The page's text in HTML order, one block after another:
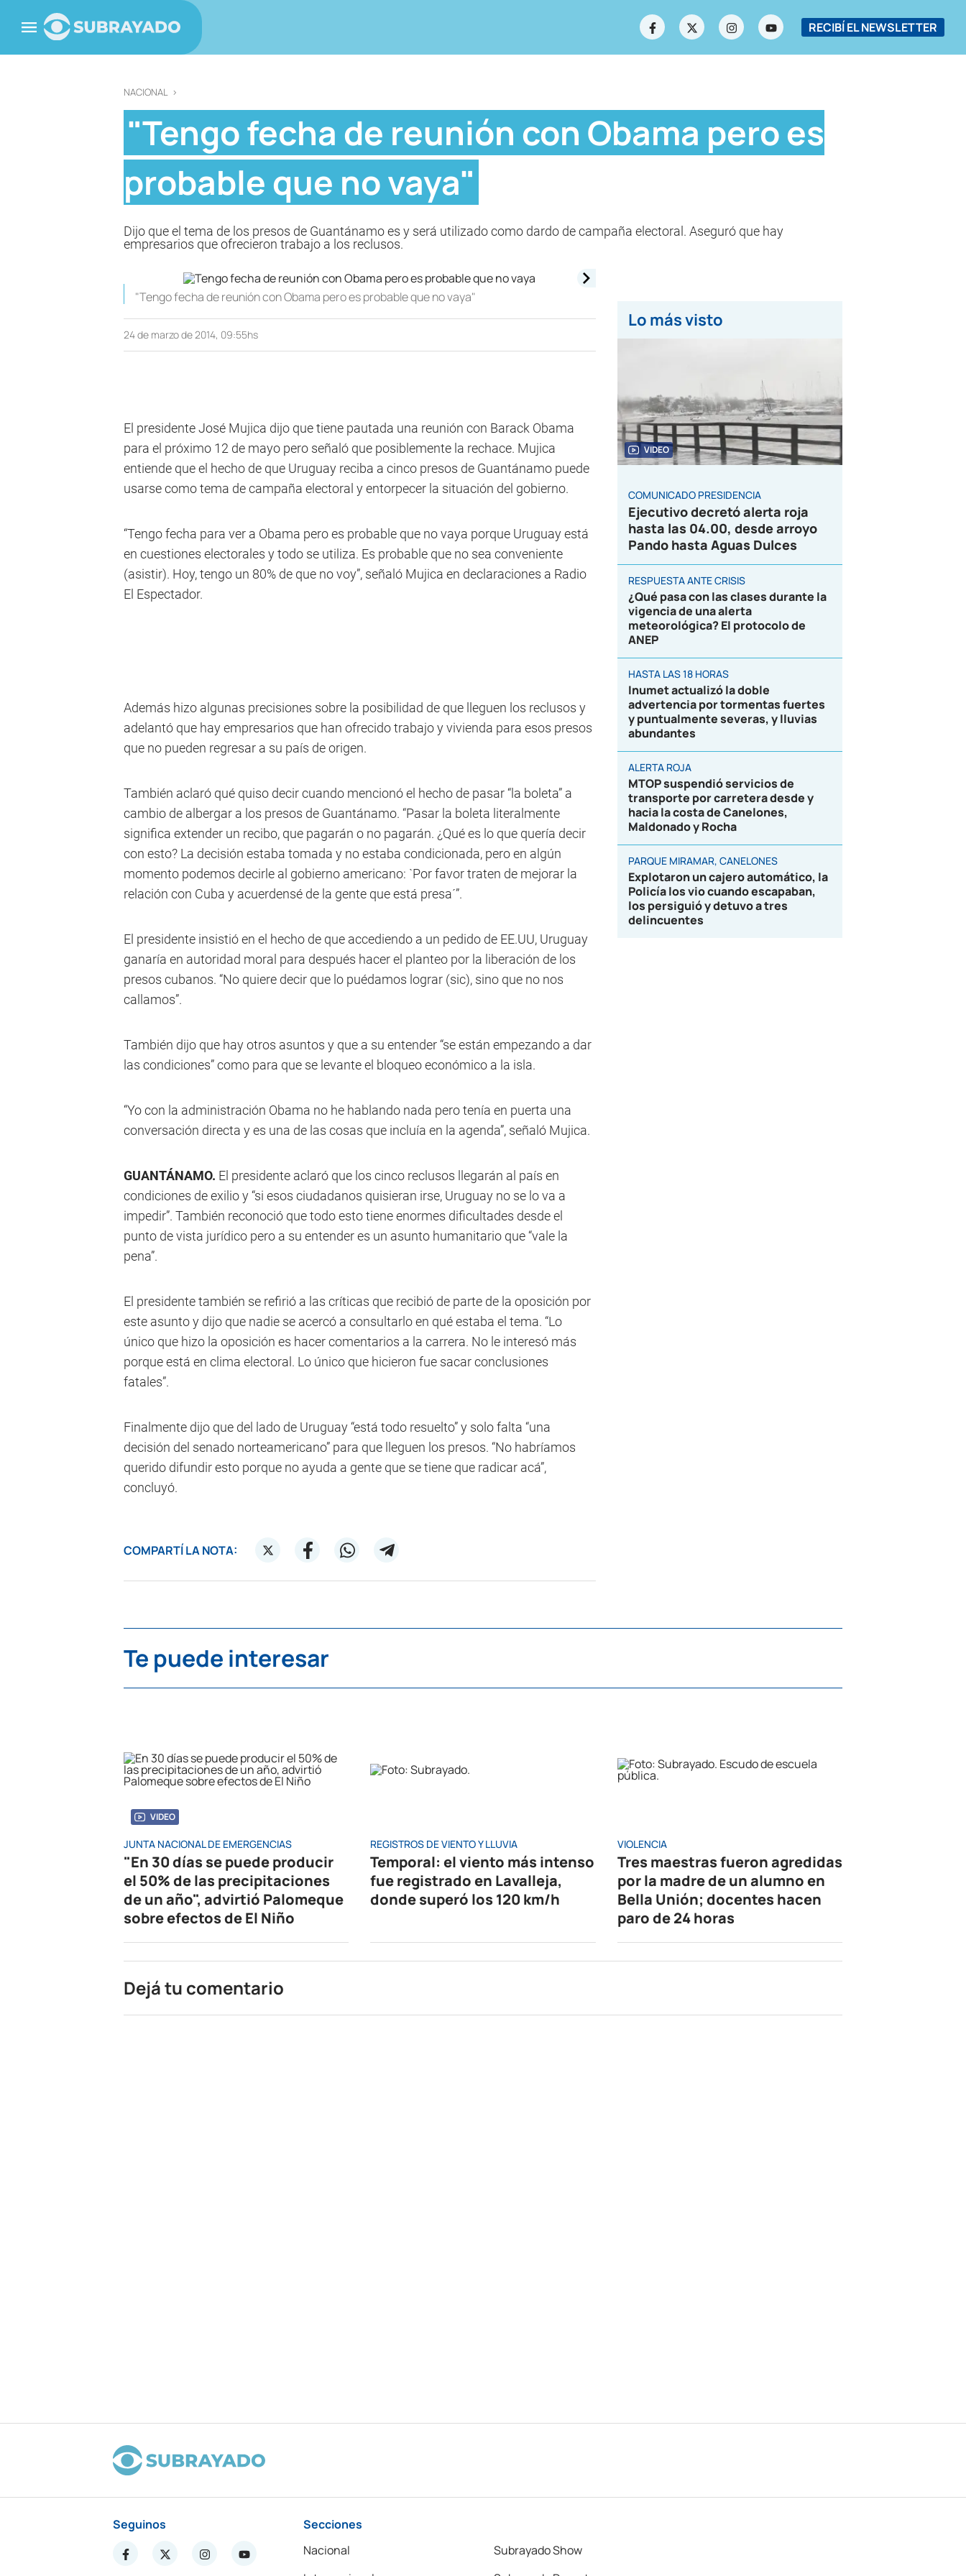
RECIBÍ EL NEWSLETTER
NACIONAL >
"Tengo fecha de reunión con Obama pero es
probable que no vaya"
Dijo que el tema de los presos de Guantánamo es y será utilizado como dardo de campaña electoral. Aseguró que hay
empresarios que ofrecieron trabajo a los reclusos.
"Tengo fecha de reunión con Obama pero es probable que no vaya"
24 de marzo de 2014, 09:55hs
El presidente José Mujica dijo que tiene pautada una reunión con Barack Obama
para el próximo 12 de mayo pero señaló que posiblemente la rechace. Mujica
entiende que el hecho de que Uruguay reciba a cinco presos de Guantánamo puede
usarse como tema de campaña electoral y entorpecer la situación del gobierno.
“Tengo fecha para ver a Obama pero es probable que no vaya porque Uruguay está
en cuestiones electorales y todo se utiliza. Es probable que no sea conveniente
(asistir). Hoy, tengo un 80% de que no voy”, señaló Mujica en declaraciones a Radio
El Espectador.
Además hizo algunas precisiones sobre la posibilidad de que lleguen los reclusos y
adelantó que hay empresarios que han ofrecido trabajo y vivienda para esos presos
que no pueden regresar a su país de origen.
También aclaró qué quiso decir cuando mencionó el hecho de pasar “la boleta” a
cambio de albergar a los presos de Guantánamo. “Pasar la boleta literalmente
significa extender un recibo, que pagarán o no pagarán. ¿Qué es lo que quería decir
con esto? La decisión estaba tomada y no estaba condicionada, pero en algún
momento podemos decirle al gobierno americano: `Por favor traten de mejorar la
relación con Cuba y acuerdensé de la gente que está presa´”.
El presidente insistió en el hecho de que accediendo a un pedido de EE.UU, Uruguay
ganaría en autoridad moral para después hacer el planteo por la liberación de los
presos cubanos. “No quiere decir que lo puédamos lograr (sic), sino que no nos
callamos”.
También dijo que hay otros asuntos y que a su entender “se están empezando a dar
las condiciones” como para que se levante el bloqueo económico a la isla.
“Yo con la administración Obama no he hablando nada pero tenía en puerta una
conversación directa y es una de las cosas que incluía en la agenda”, señaló Mujica.
GUANTÁNAMO. El presidente aclaró que los cinco reclusos llegarán al país en
condiciones de exilio y “si esos ciudadanos quisieran irse, Uruguay no se lo va a
impedir”. También reconoció que todo esto tiene enormes dificultades desde el
punto de vista jurídico pero a su entender es un asunto humanitario que “vale la
pena”.
El presidente también se refirió a las críticas que recibió de parte de la oposición por
este asunto y dijo que nadie se acercó a consultarlo en qué estaba el tema. “Lo
único que hizo la oposición es hacer comentarios a la carrera. No le interesó más
porque está en clima electoral. Lo único que hicieron fue sacar conclusiones
fatales”.
Finalmente dijo que del lado de Uruguay “está todo resuelto” y solo falta “una
decisión del senado norteamericano” para que lleguen los presos. “No habríamos
querido difundir esto porque no ayuda a gente que se tiene que radicar acá”,
concluyó.
COMPARTÍ LA NOTA:
Lo más visto
VIDEO
COMUNICADO PRESIDENCIA
Ejecutivo decretó alerta roja
hasta las 04.00, desde arroyo
Pando hasta Aguas Dulces
RESPUESTA ANTE CRISIS
¿Qué pasa con las clases durante la
vigencia de una alerta
meteorológica? El protocolo de
ANEP
HASTA LAS 18 HORAS
Inumet actualizó la doble
advertencia por tormentas fuertes
y puntualmente severas, y lluvias
abundantes
ALERTA ROJA
MTOP suspendió servicios de
transporte por carretera desde y
hacia la costa de Canelones,
Maldonado y Rocha
PARQUE MIRAMAR, CANELONES
Explotaron un cajero automático, la
Policía los vio cuando escapaban,
los persiguió y detuvo a tres
delincuentes
Te puede interesar
VIDEO
JUNTA NACIONAL DE EMERGENCIAS
"En 30 días se puede producir
el 50% de las precipitaciones
de un año", advirtió Palomeque
sobre efectos de El Niño
REGISTROS DE VIENTO Y LLUVIA
Temporal: el viento más intenso
fue registrado en Lavalleja,
donde superó los 120 km/h
VIOLENCIA
Tres maestras fueron agredidas
por la madre de un alumno en
Bella Unión; docentes hacen
paro de 24 horas
Dejá tu comentario
Seguinos
Secciones
Nacional
Subrayado Show